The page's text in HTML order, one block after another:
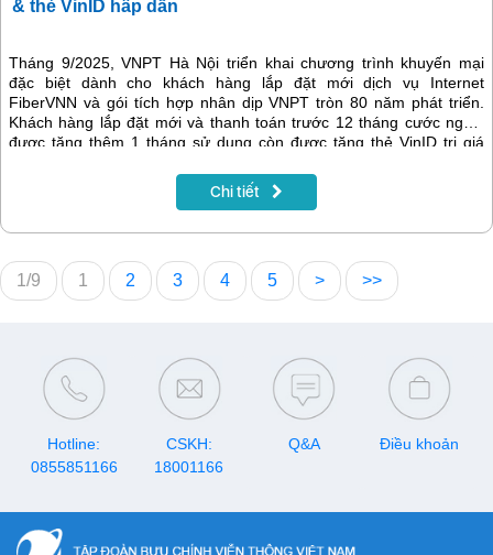
& thẻ VinID hấp dẫn
Tháng 9/2025, VNPT Hà Nội triển khai chương trình khuyến mại
đặc biệt dành cho khách hàng lắp đặt mới dịch vụ Internet
FiberVNN và gói tích hợp nhân dịp VNPT tròn 80 năm phát triển.
Khách hàng lắp đặt mới và thanh toán trước 12 tháng cước ngoài
được tặng thêm 1 tháng sử dụng còn được tặng thẻ VinID trị giá
tầng mạng siêu tốc của VNPT mà còn nhận thêm nhiều phần quà
giá trị, giúp tiết kiệm chi phí và gia tăng tiện ích.
Chi tiết
1/9 1 2 3 4 5 > >>
Hotline:
0855851166
CSKH:
18001166
Q&A Điều khoản